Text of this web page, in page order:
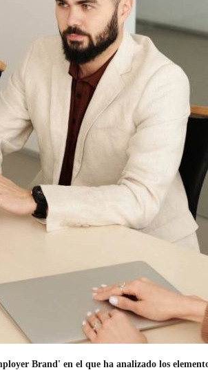
Brand' en el que ha analizado los